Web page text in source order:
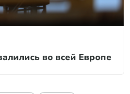
во всей Европе